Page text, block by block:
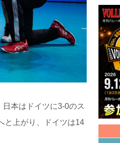
本はドイツに3-0のス
と上がり、ドイツは14